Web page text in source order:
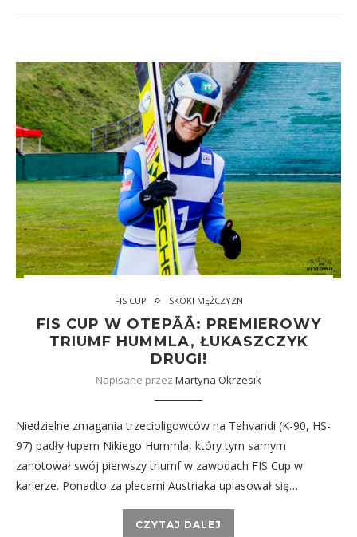
FIS CUP SKOKI MĘŻCZYZN
FIS CUP W OTEPÄÄ: PREMIEROWY
TRIUMF HUMMLA, ŁUKASZCZYK
DRUGI!
Napisane przez Martyna Okrzesik
Niedzielne zmagania trzecioligowców na Tehvandi (K-90, HS-
97) padły łupem Nikiego Hummla, który tym samym
zanotował swój pierwszy triumf w zawodach FIS Cup w
karierze. Ponadto za plecami Austriaka uplasował się…
CZYTAJ DALEJ